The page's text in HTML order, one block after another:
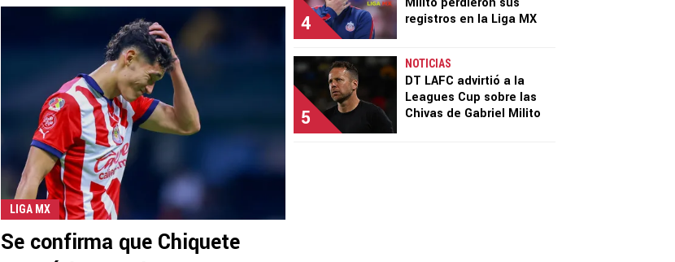
LIGA MX
Se confirma que Chiquete
4
registros en la Liga MX
5
NOTICIAS
DT LAFC advirtió a la
Leagues Cup sobre las
Chivas de Gabriel Milito